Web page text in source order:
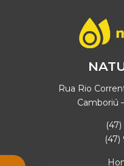
Rua Rio
Camboriú
(47)